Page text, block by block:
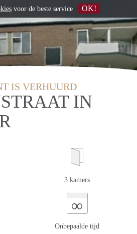
IS VERHUURD
IN
3 kamers
∞
Onbepaalde tijd
voor de beste service OK!